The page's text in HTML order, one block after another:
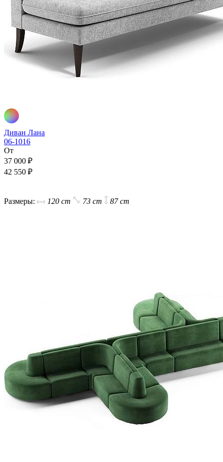
Диван Лана
06-1016
От
37 000 ₽
42 550 ₽
Размеры:
120 cm 73 cm 87 cm